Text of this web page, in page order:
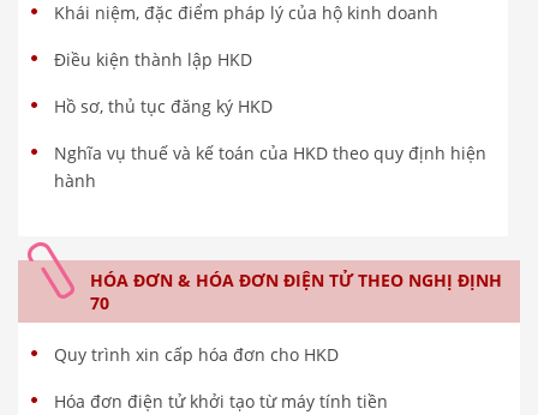
Khái niệm, đặc điểm pháp lý của hộ kinh doanh
Điều kiện thành lập HKD
Hồ sơ, thủ tục đăng ký HKD
Nghĩa vụ thuế và kế toán của HKD theo quy định hiện
hành
HÓA ĐƠN & HÓA ĐƠN ĐIỆN TỬ THEO NGHỊ ĐỊNH
70
Quy trình xin cấp hóa đơn cho HKD
Hóa đơn điện tử khởi tạo từ máy tính tiền